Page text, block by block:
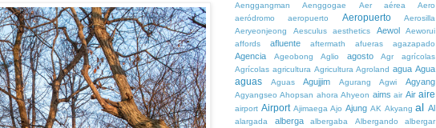
Aenggangman
Aenggogae Aer aérea
Aero
aeródromo
aeropuerto Aeropuerto
Aerosilla
Aeryeonjeong
Aesculus aesthetics Aewol
Aeworui
affords
afluente aftermath afueras agazapado
Agencia Ageobong Aglio agosto Agr
agrícolas
Agrícolas agricultura Agricultura Agroland agua Agua
aguas Aguas Agujjim Agurang Agwi Agyang
Agyangseo Ahopsan ahora Ahyeon aims air Air aire
airport Airport Ajimaega Ajo Ajung AK Akyang al Al
alargada alberga albergaba Albergando
albergar